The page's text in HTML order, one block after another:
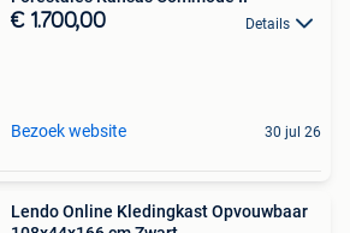
€ 1.700,00 Details
Bezoek website 30 jul 26
Lendo Online Kledingkast Opvouwbaar